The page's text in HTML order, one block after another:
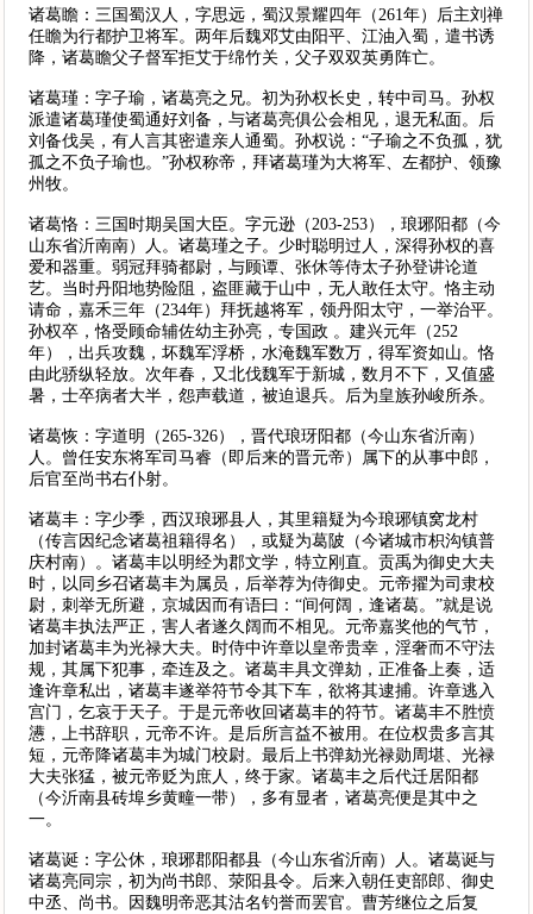
诸葛瞻：三国蜀汉人，字思远，蜀汉景耀四年（261年）后主刘禅
任瞻为行都护卫将军。两年后魏邓艾由阳平、江油入蜀，遣书诱
降，诸葛瞻父子督军拒艾于绵竹关，父子双双英勇阵亡。
诸葛瑾：字子瑜，诸葛亮之兄。初为孙权长史，转中司马。孙权
派遣诸葛瑾使蜀通好刘备，与诸葛亮俱公会相见，退无私面。后
刘备伐吴，有人言其密遣亲人通蜀。孙权说：“子瑜之不负孤，犹
孤之不负子瑜也。”孙权称帝，拜诸葛瑾为大将军、左都护、领豫
州牧。
诸葛恪：三国时期吴国大臣。字元逊（203-253），琅琊阳都（今
山东省沂南南）人。诸葛瑾之子。少时聪明过人，深得孙权的喜
爱和器重。弱冠拜骑都尉，与顾谭、张休等侍太子孙登讲论道
艺。当时丹阳地势险阻，盗匪藏于山中，无人敢任太守。恪主动
请命，嘉禾三年（234年）拜抚越将军，领丹阳太守，一举治平。
孙权卒，恪受顾命辅佐幼主孙亮，专国政 。建兴元年（252
年），出兵攻魏，坏魏军浮桥，水淹魏军数万，得军资如山。恪
由此骄纵轻放。次年春，又北伐魏军于新城，数月不下，又值盛
暑，士卒病者大半，怨声载道，被迫退兵。后为皇族孙峻所杀。
诸葛恢：字道明（265-326），晋代琅玡阳都（今山东省沂南）
人。曾任安东将军司马睿（即后来的晋元帝）属下的从事中郎，
后官至尚书右仆射。
诸葛丰：字少季，西汉琅琊县人，其里籍疑为今琅琊镇窝龙村
（传言因纪念诸葛祖籍得名），或疑为葛陂（今诸城市枳沟镇普
庆村南）。诸葛丰以明经为郡文学，特立刚直。贡禹为御史大夫
时，以同乡召诸葛丰为属员，后举荐为侍御史。元帝擢为司隶校
尉，刺举无所避，京城因而有语曰：“间何阔，逢诸葛。”就是说
诸葛丰执法严正，害人者遂久阔而不相见。元帝嘉奖他的气节，
加封诸葛丰为光禄大夫。时侍中许章以皇帝贵幸，淫奢而不守法
规，其属下犯事，牵连及之。诸葛丰具文弹劾，正准备上奏，适
逢许章私出，诸葛丰遂举符节令其下车，欲将其逮捕。许章逃入
宫门，乞哀于天子。于是元帝收回诸葛丰的符节。诸葛丰不胜愤
懑，上书辞职，元帝不许。是后所言益不被用。在位权贵多言其
短，元帝降诸葛丰为城门校尉。最后上书弹劾光禄勋周堪、光禄
大夫张猛，被元帝贬为庶人，终于家。诸葛丰之后代迁居阳都
（今沂南县砖埠乡黄疃一带），多有显者，诸葛亮便是其中之
一。
诸葛诞：字公休，琅琊郡阳都县（今山东省沂南）人。诸葛诞与
诸葛亮同宗，初为尚书郎、荥阳县令。后来入朝任吏部郎、御史
中丞、尚书。因魏明帝恶其沽名钓誉而罢官。曹芳继位之后复